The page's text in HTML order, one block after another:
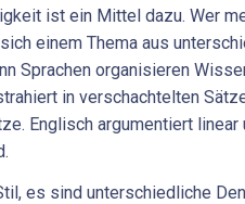
ist ein Mittel dazu. Wer
einem Thema aus
Sprachen organisieren
in verschachtelten
Englisch argumentiert linear
es sind unterschiedliche